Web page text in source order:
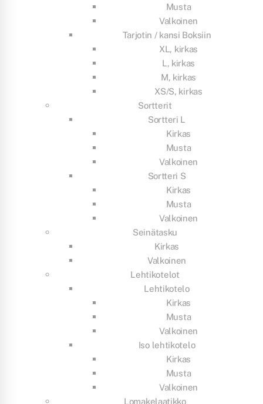
Musta
Valkoinen
Tarjotin / kansi Boksiin
XL, kirkas
L, kirkas
M, kirkas
XS/S, kirkas
Sortterit
Sortteri L
Kirkas
Musta
Valkoinen
Sortteri S
Kirkas
Musta
Valkoinen
Seinätasku
Kirkas
Valkoinen
Lehtikotelot
Lehtikotelo
Kirkas
Musta
Valkoinen
Iso lehtikotelo
Kirkas
Musta
Valkoinen
Lomakelaatikko